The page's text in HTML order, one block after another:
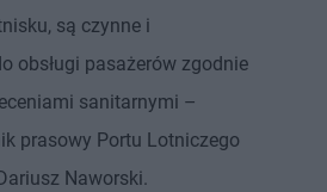
są czynne i
obsługi pasażerów zgodnie
sanitarnymi –
prasowy Portu Lotniczego
Naworski.